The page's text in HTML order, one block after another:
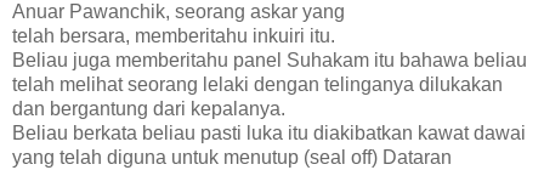
Anuar Pawanchik, seorang askar yang
telah bersara, memberitahu inkuiri itu.
Beliau juga memberitahu panel Suhakam itu bahawa beliau
telah melihat seorang lelaki dengan telinganya dilukakan
dan bergantung dari kepalanya.
Beliau berkata beliau pasti luka itu diakibatkan kawat dawai
yang telah diguna untuk menutup (seal off) Dataran